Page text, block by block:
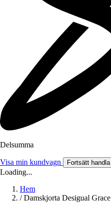
Delsumma
Visa min kundvagn Fortsätt handla
Loading...
Hem
/ Damskjorta Desigual Grace